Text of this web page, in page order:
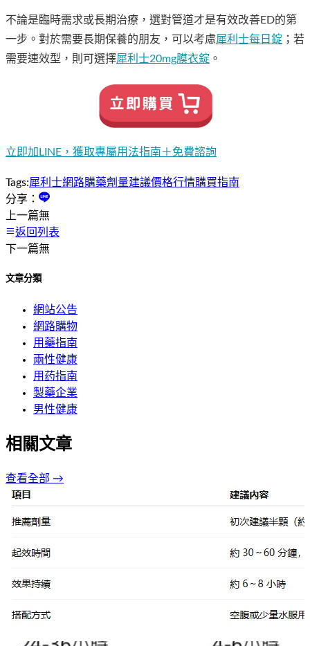
不論是臨時需求或長期治療，選對管道才是有效改善ED的第
一步。對於需要長期保養的朋友，可以考慮犀利士每日錠 ；若
需要速效型，則可選擇犀利士20mg膜衣錠 。
立即加LINE，獲取專屬用法指南＋免費諮詢
Tags:犀利士網路購藥劑量建議價格行情購買指南
分享：
上一篇無
返回列表
下一篇無
文章分類
網站公告
網路購物
用藥指南
兩性健康
用药指南
製藥企業
男性健康
相關文章
查看全部 →